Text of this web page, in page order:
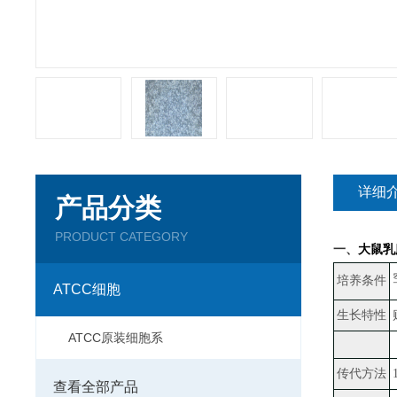
产品分类
PRODUCT CATEGORY
ATCC细胞
ATCC原装细胞系
查看全部产品
详细
一、 大鼠
培养条件
生长特性
传代方法